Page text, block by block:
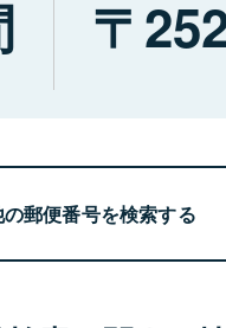
の郵便番号を検索する